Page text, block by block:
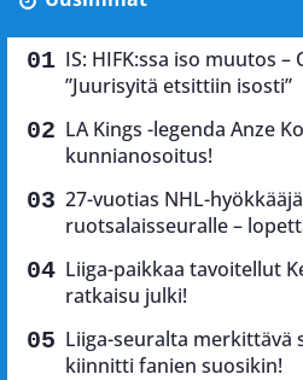
IS: HIFK:ssa iso muutos
”Juurisyitä etsittiin isosti”
LA Kings -legenda Anze
kunnianosoitus!
27-vuotias NHL-
ruotsalaisseuralle –
Liiga-paikkaa tavoitellut
ratkaisu julki!
Liiga-seuralta merkittävä
kiinnitti fanien suosikin!